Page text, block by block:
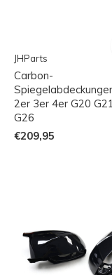
JHParts
Carbon-
2er 3er 4er G20
G26
€209,95